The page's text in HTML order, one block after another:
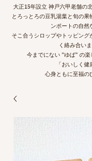
大正15年設立 神戸六甲老舗の
とろっとろの豆乳湯葉と旬の果
ンポートの自然
そこ合うシロップやトッピング
く絡み合いま
今までにない ”ゆば” の
「おいしく健
心身ともに至福の